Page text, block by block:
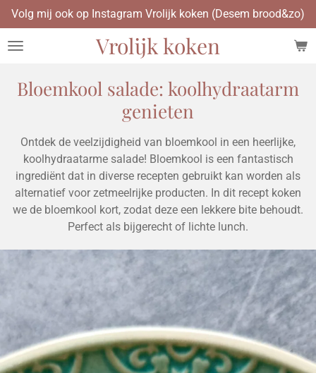
Ga
direct
naar
hoofdinhoud
Vrolijk koken
Volg mij ook op Instagram Vrolijk koken (Desem brood&zo)
Bloemkool salade: koolhydraatarm
genieten
Ontdek de veelzijdigheid van bloemkool in een heerlijke,
koolhydraatarme salade! Bloemkool is een fantastisch
ingrediënt dat in diverse recepten gebruikt kan worden als
alternatief voor zetmeelrijke producten. In dit recept koken
we de bloemkool kort, zodat deze een lekkere bite behoudt.
Perfect als bijgerecht of lichte lunch.